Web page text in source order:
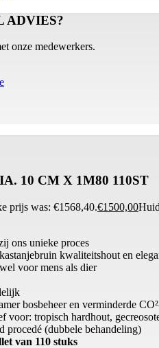
ADVIES?
onze medewerkers.
10 CM X 1M80 110ST
prijs was: €1568,40.€1500,00
ons unieke proces
kwaliteitshout en
voor mens als dier
bosbeheer en verminderde
voor: tropisch hardhout,
procedé (dubbele behandeling)
van 110 stuks